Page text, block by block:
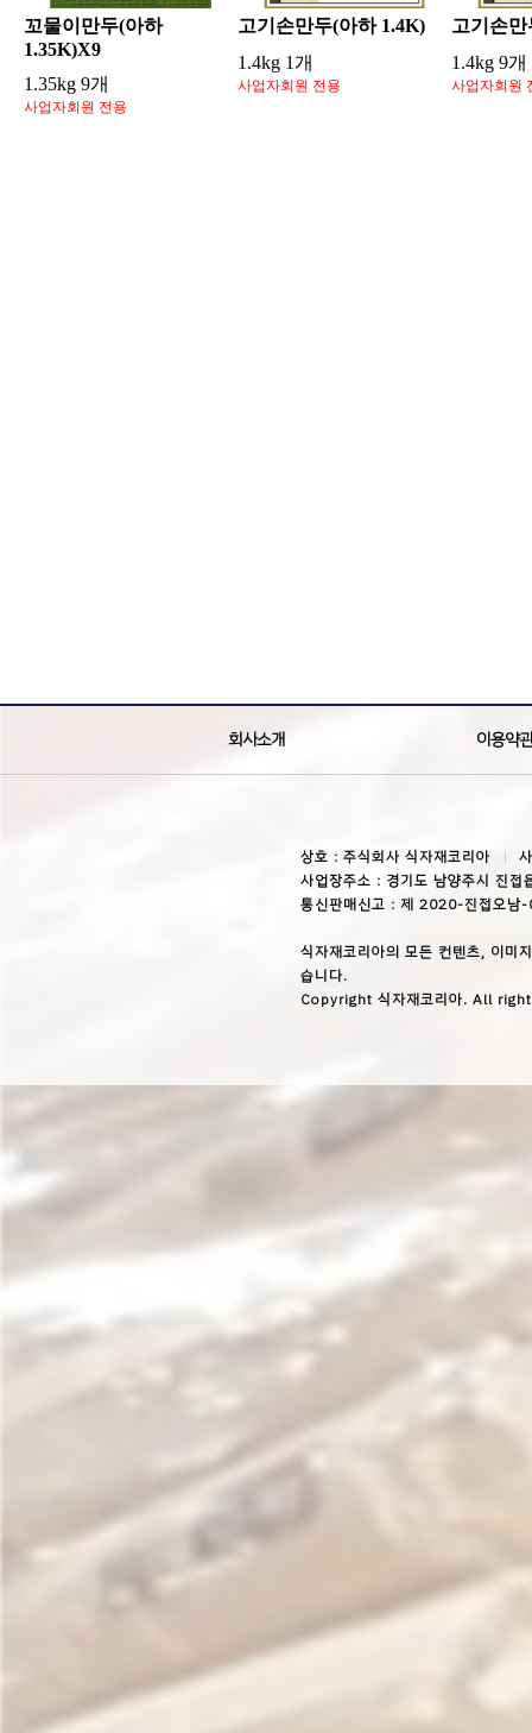
꼬물이만두(아하
1.35K)X9
1.35kg 9개
사업자회원 전용
고기손만두(아하 1.4K)
1.4kg 1개
사업자회원 전용
고기손
1.4kg 9개
사업자회원
회사소개 이용약
상호 : 주식회사 식자재코리아
사업장주소 : 경기도 남양주시 진
통신판매신고 : 제 2020-진접오남
식자재코리아의 모든 컨텐츠, 이미
습니다.
Copyright 식자재코리아. All